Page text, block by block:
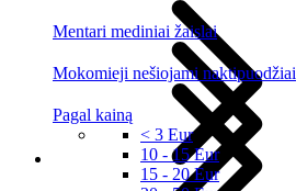
Mentari mediniai žaislai
Mokomieji nešiojami naktipuodžiai
Pagal kainą
< 3 Eur
10 - 15 Eur
15 - 20 Eur